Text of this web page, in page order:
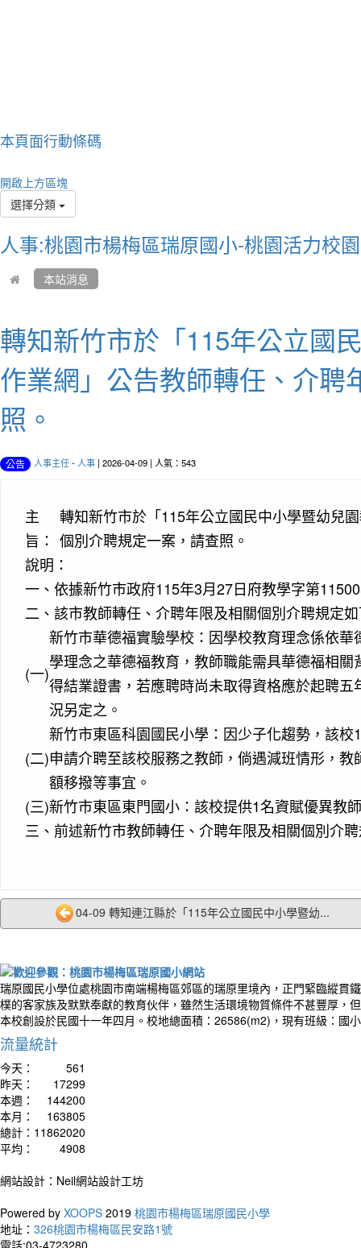
作者
You
本頁面行動條碼
開啟上方區塊
選擇分類
人事:桃園市楊梅區瑞原國小-桃園活力校園
本站消息
轉知新竹市於「115年公立國
作業網」公告教師轉任、介
照。
公告 人事主任-人事 | 2026-04-09 | 人氣：543
主
旨：
轉知新竹市於「115年公立國民中小學暨幼兒
個別介聘規定一案，請查照。
說明：
一、 依據新竹市政府115年3月27日府教學字第
二、 該市教師轉任、介聘年限及相關個別介聘規定
(一)
新竹市華德福實驗學校：因學校教育理念係依
學理念之華德福教育，教師職能需具華德福相
得結業證書，若應聘時尚未取得資格應於起聘
況另定之。
(二)
新竹市東區科園國民小學：因少子化趨勢，該
申請介聘至該校服務之教師，倘遇減班情形，
額移撥等事宜。
(三)新竹市東區東門國小：該校提供1名資賦優異教
三、 前述新竹市教師轉任、介聘年限及相關個別介
04-09 轉知連江縣於「115年公立國民中小學暨幼...
瑞原國民小學位處桃園市南端楊梅區郊區的瑞原里境內，正門緊臨縱貫
樸的客家族及默默奉獻的教育伙伴，雖然生活環境物質條件不甚豐厚，
本校創設於民國十一年四月。校地總面積：26586(m2)，現有班級：國
流量統計
今天：
561
昨天：
17299
本週：
144200
本月：
163805
總計： 11862020
平均：
4908
網站設計：Neil網站設計工坊
Powered by XOOPS 2019 桃園市楊梅區瑞原國民小學
地址： 326桃園市楊梅區民安路1號